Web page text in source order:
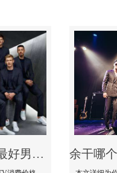
余干最大有名生意最好男模少爷场KTV体验-嫚城国际KTV消费价格点评